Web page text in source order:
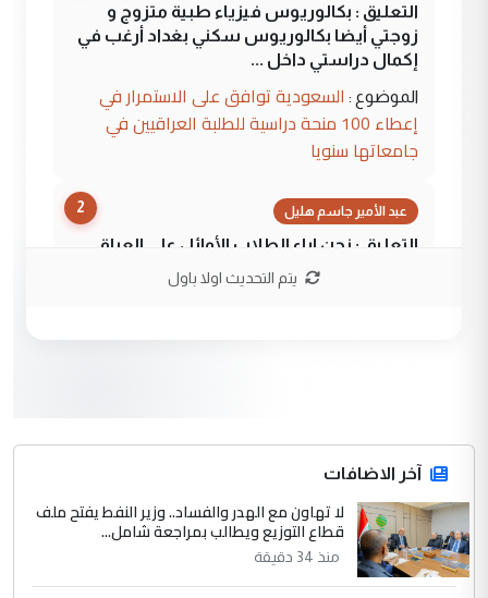
التعليق : بكالوريوس فيزياء طبية متزوج و
زوجتي أيضا بكالوريوس سكني بغداد أرغب في
إكمال دراستي داخل ...
الموضوع : السعودية توافق على الاستمرار في
إعطاء 100 منحة دراسية للطلبة العراقيين في
جامعاتها سنويا
2 عبد الأمير جاسم هليل
التعليق : نحن اباء الطلاب الأوائل على العراق
نتشرف بلقاء السيد احمد الصافي في العتبات
التعليق : قرار مستعجل جدا ولامصلحة فيه
للوزاره ولا للمواطن القرار الصائب يكون بعد
الاستماع للمدير ومغرفة ...
الموضوع :
وزير الصحة يعفي مدير مستشفى الكرخ
العام في بغداد
يتم التحديث اولا باول
آخر الاضافات
لا تهاون مع الهدر والفساد.. وزير النفط يفتح ملف
قطاع التوزيع ويطالب بمراجعة شامل...
منذ 34 دقيقة